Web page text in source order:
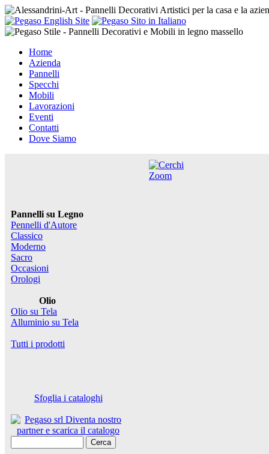
Home
Azienda
Pannelli
Specchi
Mobili
Lavorazioni
Eventi
Contatti
Dove Siamo
Pannelli su Legno
Pennelli d'Autore
Classico
Moderno
Sacro
Occasioni
Orologi
Olio
Olio su Tela
Alluminio su Tela
Tutti i prodotti
Sfoglia i cataloghi
Cerca
Zoom